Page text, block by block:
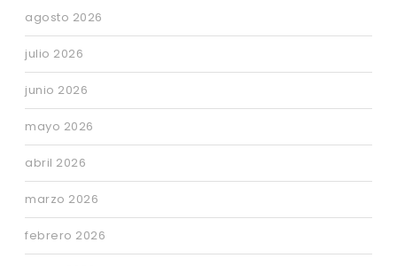
agosto 2026
julio 2026
junio 2026
mayo 2026
abril 2026
marzo 2026
febrero 2026